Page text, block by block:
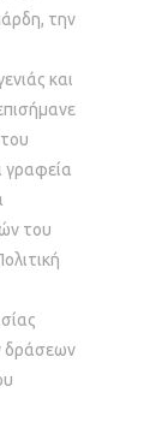
την
και
γραφεία
του
δράσεων